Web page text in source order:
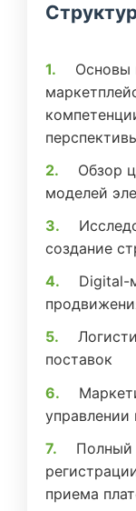
Основы
Обзор
моделей
создание
Digital-
поставок
Полный
приема